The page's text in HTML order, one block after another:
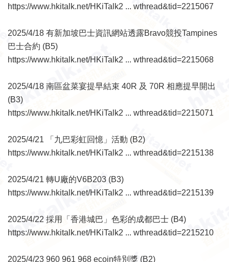
https://www.hkitalk.net/HKiTalk2 ... wthread&tid=2215067
2025/4/18 有新加坡巴士資訊網站透露Bravo競投Tampines
巴士合約 (B5)
https://www.hkitalk.net/HKiTalk2 ... wthread&tid=2215068
2025/4/18 南區盆菜宴提早結束 40R 及 70R 相應提早開出
(B3)
https://www.hkitalk.net/HKiTalk2 ... wthread&tid=2215071
2025/4/21 「九巴彩虹回憶」活動 (B2)
https://www.hkitalk.net/HKiTalk2 ... wthread&tid=2215138
2025/4/21 轉U廠的V6B203 (B3)
https://www.hkitalk.net/HKiTalk2 ... wthread&tid=2215139
2025/4/22 採用「香港城巴」色彩的成都巴士 (B4)
https://www.hkitalk.net/HKiTalk2 ... wthread&tid=2215210
2025/4/23 960 961 968 ecoin特別獎 (B2)